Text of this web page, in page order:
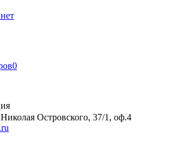
0
Островского, 37/1, оф.4